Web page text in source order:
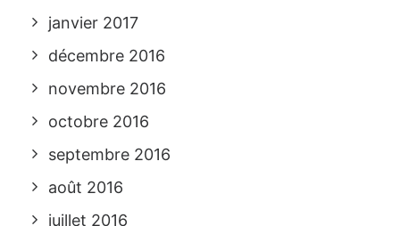
janvier 2017
décembre 2016
novembre 2016
octobre 2016
septembre 2016
août 2016
juillet 2016